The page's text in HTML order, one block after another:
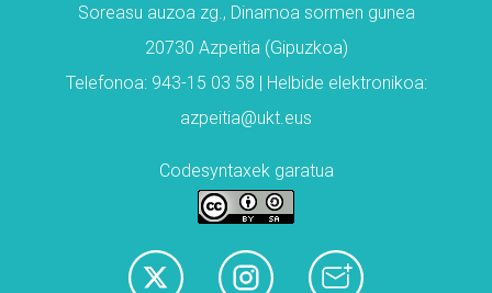
Soreasu auzoa zg., Dinamoa sormen gunea
20730 Azpeitia (Gipuzkoa)
Telefonoa: 943-15 03 58 | Helbide elektronikoa:
azpeitia@ukt.eus
Codesyntaxek garatua